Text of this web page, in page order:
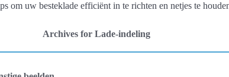
om uw besteklade efficiënt in te richten en netjes te
Archives for Lade-indeling